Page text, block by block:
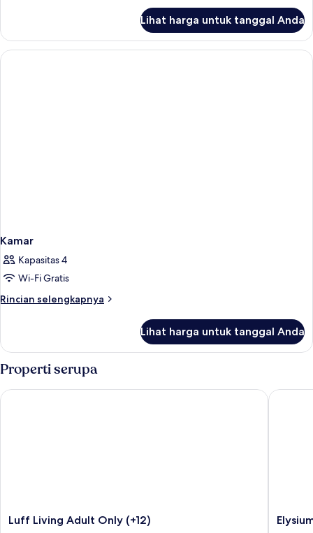
Kamar
Lihat harga untuk tanggal Anda
Kamar
Kapasitas 4
Wi-Fi Gratis
Rincian selengkapnya
Rincian
Kamar
Lihat harga untuk tanggal Anda
Properti serupa
Luff
Luff Living Adult Only (+12)
Luff Living Adult Only (+12)
Elysium
Elysium